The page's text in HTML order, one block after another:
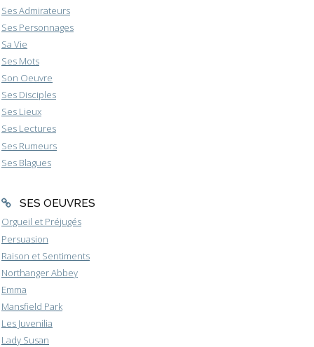
Ses Admirateurs
Ses Personnages
Sa Vie
Ses Mots
Son Oeuvre
Ses Disciples
Ses Lieux
Ses Lectures
Ses Rumeurs
Ses Blagues
SES OEUVRES
Orgueil et Préjugés
Persuasion
Raison et Sentiments
Northanger Abbey
Emma
Mansfield Park
Les Juvenilia
Lady Susan